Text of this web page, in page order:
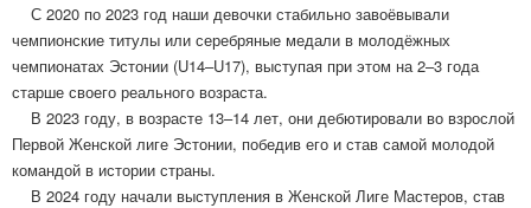
С 2020 по 2023 год наши девочки стабильно завоёвывали
чемпионские титулы или серебряные медали в молодёжных
чемпионатах Эстонии (U14–U17), выступая при этом на 2–3 года
старше своего реального возраста.
В 2023 году, в возрасте 13–14 лет, они дебютировали во взрослой
Первой Женской лиге Эстонии, победив его и став самой молодой
командой в истории страны.
В 2024 году начали выступления в Женской Лиге Мастеров, став